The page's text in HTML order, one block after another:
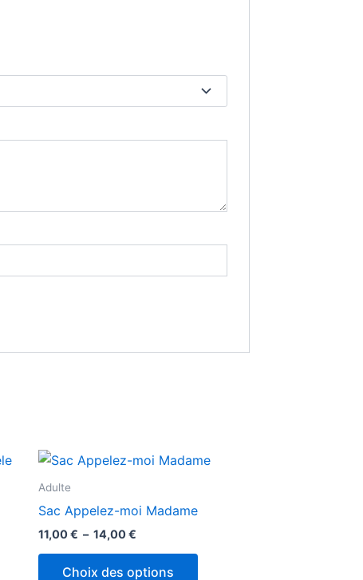
Adulte
Sac Appelez-moi Madame
11,00€ – 14,00€
Plage
de
à
Choix des options
Ce